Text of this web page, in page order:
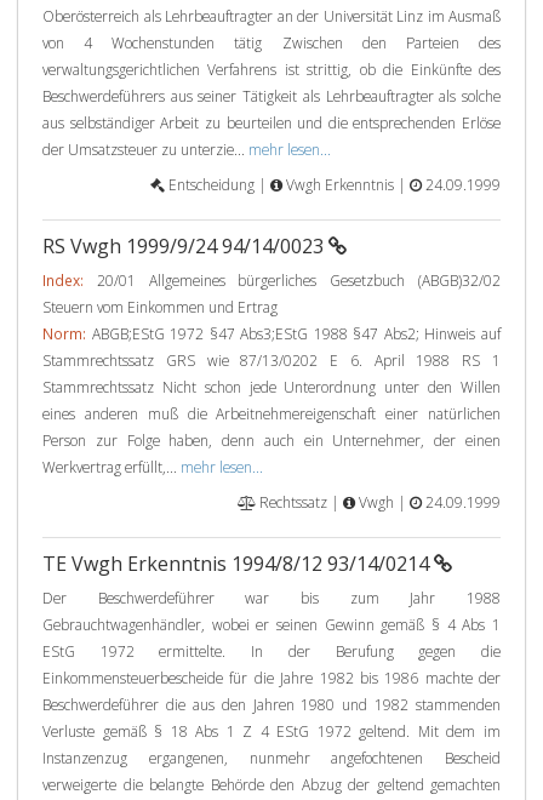
Oberösterreich als Lehrbeauftragter an der Universität Linz im Ausmaß
von 4 Wochenstunden tätig Zwischen den Parteien des
verwaltungsgerichtlichen Verfahrens ist strittig, ob die Einkünfte des
Beschwerdeführers aus seiner Tätigkeit als Lehrbeauftragter als solche
aus selbständiger Arbeit zu beurteilen und die entsprechenden Erlöse
der Umsatzsteuer zu unterzie... mehr lesen...
Entscheidung |
Vwgh Erkenntnis | 24.09.1999
RS Vwgh 1999/9/24 94/14/0023
Index: 20/01 Allgemeines bürgerliches Gesetzbuch (ABGB)32/02
Steuern vom Einkommen und Ertrag
Norm: ABGB;EStG 1972 §47 Abs3;EStG 1988 §47 Abs2; Hinweis auf
Stammrechtssatz GRS wie 87/13/0202 E 6. April 1988 RS 1
Stammrechtssatz Nicht schon jede Unterordnung unter den Willen
eines anderen muß die Arbeitnehmereigenschaft einer natürlichen
Person zur Folge haben, denn auch ein Unternehmer, der einen
Werkvertrag erfüllt,... mehr lesen...
Rechtssatz |
Vwgh | 24.09.1999
TE Vwgh Erkenntnis 1994/8/12 93/14/0214
Der Beschwerdeführer war bis zum Jahr 1988
Gebrauchtwagenhändler, wobei er seinen Gewinn gemäß § 4 Abs 1
EStG 1972 ermittelte. In der Berufung gegen die
Einkommensteuerbescheide für die Jahre 1982 bis 1986 machte der
Beschwerdeführer die aus den Jahren 1980 und 1982 stammenden
Verluste gemäß § 18 Abs 1 Z 4 EStG 1972 geltend. Mit dem im
Instanzenzug ergangenen, nunmehr angefochtenen Bescheid
verweigerte die belangte Behörde den Abzug der geltend gemachten